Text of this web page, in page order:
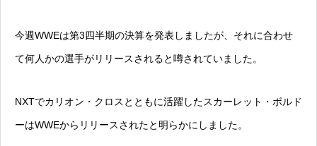
今週WWEは第3四半期の決算を発表しましたが、それに合わせ
て何人かの選手がリリースされると噂されていました。
NXTでカリオン・クロスとともに活躍したスカーレット・ボルド
ーはWWEからリリースされたと明らかにしました。